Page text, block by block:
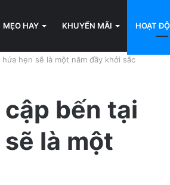
MẸO HAY KHUYẾN MÃI HOẠT
hẹn sẽ là một năm đầy khởi sắc
bến tại
là một